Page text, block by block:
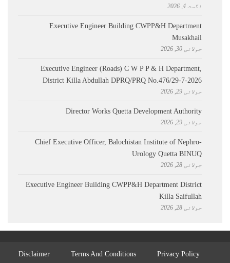
اگست 4, 2026
Executive Engineer Building CWPP&H Department
Musakhail
جولائی 30, 2026
Executive Engineer (Roads) C W P P & H Department,
District Killa Abdullah ​DPRQ/PRQ No.476/29-7-2026
جولائی 29, 2026
Director Works Quetta Development Authority
جولائی 29, 2026
Chief Executive Officer, Balochistan Institute of Nephro-
Urology Quetta BINUQ
جولائی 28, 2026
Executive Engineer Building CWPP&H Department District
Killa Saifullah
جولائی 28, 2026
Privacy Policy
Terms And Conditions
Disclaimer